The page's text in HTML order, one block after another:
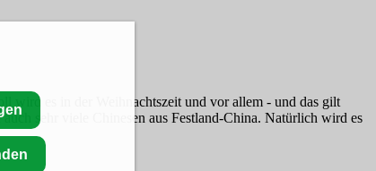
wird es in der Weihnachtszeit und vor allem - und das gilt
sehr viele Chinesen aus Festland-China. Natürlich wird es